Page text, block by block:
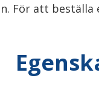
För att